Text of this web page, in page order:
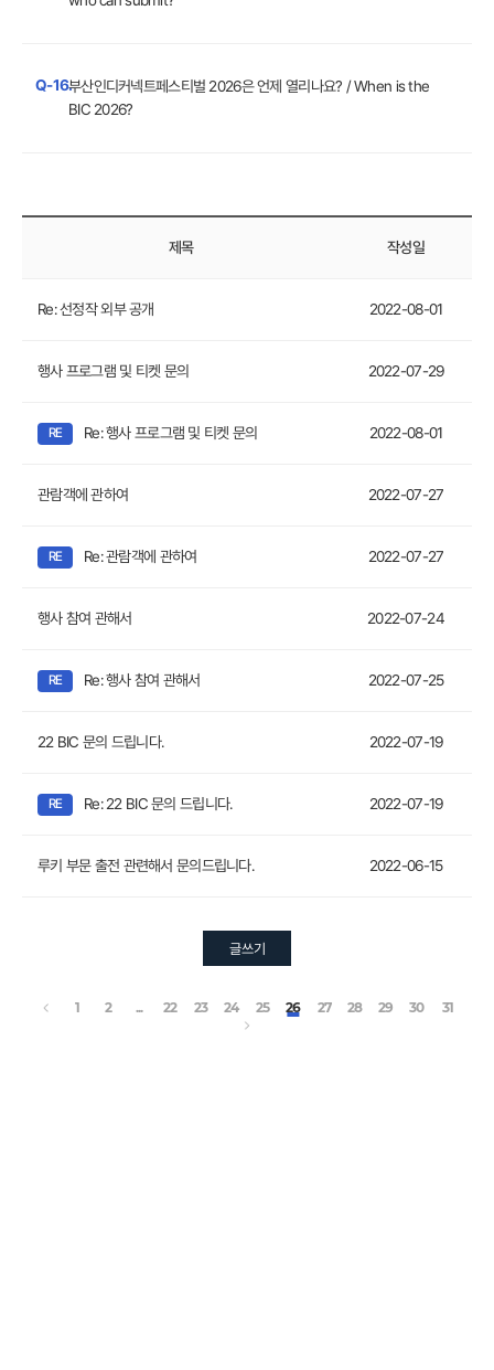
Q-16.부산인디커넥트페스티벌 2026은 언제 열리나요? / When is the
BIC 2026?
제목 작성일
Re: 선정작 외부 공개 2022-08-01
행사 프로그램 및 티켓 문의 2022-07-29
Re: 행사 프로그램 및 티켓 문의 2022-08-01
관람객에 관하여 2022-07-27
Re: 관람객에 관하여 2022-07-27
행사 참여 관해서 2022-07-24
Re: 행사 참여 관해서 2022-07-25
22 BIC 문의 드립니다. 2022-07-19
Re: 22 BIC 문의 드립니다. 2022-07-19
루키 부문 출전 관련해서 문의드립니다. 2022-06-15
글쓰기
1 2 ... 22 23 24 25 26 27 28 29 30 31